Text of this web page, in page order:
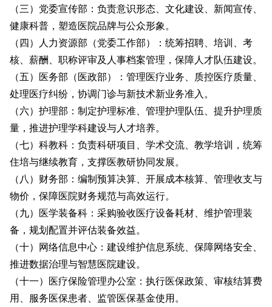
（三）党委宣传部：负责意识形态、文化建设、新闻宣传、
健康科普，塑造医院品牌与公众形象。
（四）人力资源部（党委工作部）：统筹招聘、培训、考
核、薪酬、职称评审及人事档案管理，保障人才队伍建设。
（五）医务部（医政部）：管理医疗业务、质控医疗质量、
处理医疗纠纷，协调门诊与新技术新业务准入。
（六）护理部：制定护理标准、管理护理队伍、提升护理质
量，推进护理学科建设与人才培养。
（七）科教科：负责科研项目、学术交流、教学培训，统筹
住培与继续教育，支撑医教研协同发展。
（八）财务部：编制预算决算、开展成本核算、管理收支与
物价，保障医院财务规范与高效运行。
（九）医学装备科：采购验收医疗设备耗材、维护管理装
备，规划配置并评估装备效益。
（十）网络信息中心：建设维护信息系统、保障网络安全、
推进数据治理与智慧医院建设。
（十一）医疗保险管理办公室：执行医保政策、审核结算费
用、服务医保患者、监管医保基金使用。